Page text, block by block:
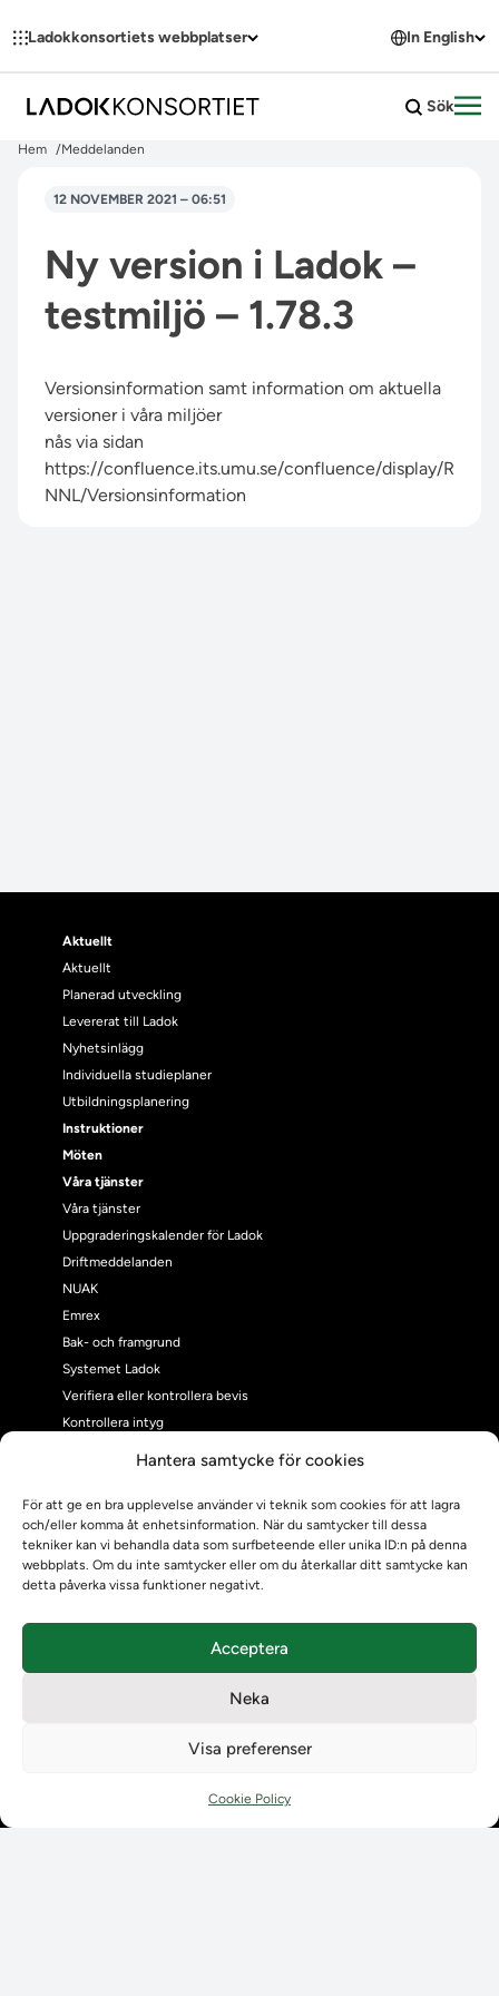
Hantera samtycke för cookies
För att ge en bra upplevelse använder vi teknik som cookies för att lagra
och/eller komma åt enhetsinformation. När du samtycker till dessa
tekniker kan vi behandla data som surfbeteende eller unika ID:n på denna
webbplats. Om du inte samtycker eller om du återkallar ditt samtycke kan
detta påverka vissa funktioner negativt.
Acceptera
Neka
Visa preferenser
Cookie Policy
Ladokkonsortiets webbplatser In English
Sök
Hem Meddelanden
12 NOVEMBER 2021 – 06:51
Ny version i Ladok –
testmiljö – 1.78.3
Versionsinformation samt information om aktuella
versioner i våra miljöer
nås via sidan
https://confluence.its.umu.se/confluence/display/R
NNL/Versionsinformation
Aktuellt
Aktuellt
Planerad utveckling
Levererat till Ladok
Nyhetsinlägg
Individuella studieplaner
Utbildningsplanering
Instruktioner
Möten
Våra tjänster
Våra tjänster
Uppgraderingskalender för Ladok
Driftmeddelanden
NUAK
Emrex
Bak- och framgrund
Systemet Ladok
Verifiera eller kontrollera bevis
Kontrollera intyg
Om Ladokkonsortiet
Ladokkonsortiet internationellt
Vision, strategi och produktplan
Teamens sammansättning och arbetet på Ladokkonsortiet
Kontaktuppgifter till lärosätenas Ladoksupport
Kontaktuppgifter till Ladokkonsortiet